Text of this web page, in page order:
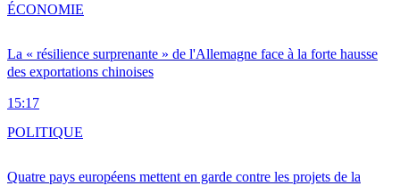
La « résilience surprenante » de l'Allemagne face à la forte hausse
des exportations chinoises
15:17
ÉCONOMIE
Quatre pays européens mettent en garde contre les projets de la
POLITIQUE